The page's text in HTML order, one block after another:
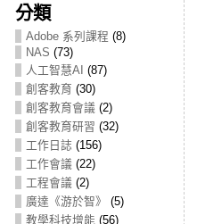
分類
Adobe 系列課程 (8)
NAS (73)
人工智慧AI (87)
創客教育 (30)
創客教育會議 (2)
創客教育研習 (32)
工作日誌 (156)
工作會議 (22)
工程會議 (2)
廣達《游於智》
(5)
教學科技增能(56)